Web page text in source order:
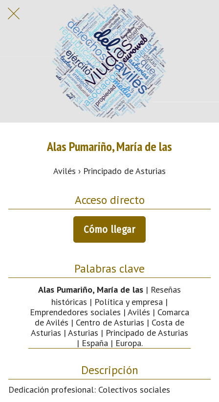
Alas Pumariño, María de las
Avilés › Principado de Asturias
Acceso directo
Cómo llegar
Palabras clave
Alas Pumariño, María de las | Reseñas
históricas | Política y empresa |
Emprendedores sociales | Avilés | Comarca
de Avilés | Centro de Asturias | Costa de
Asturias | Asturias | Principado de Asturias
| España | Europa.
Descripción
Dedicación profesional: Colectivos sociales